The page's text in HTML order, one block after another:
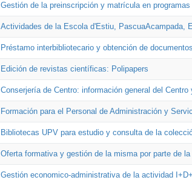
Gestión de la preinscripción y matrícula en
Actividades de la Escola d'Estiu, PascuaAcampada,
Préstamo interbibliotecario y obtención de documentos
Edición de revistas científicas: Polipapers
Conserjería de Centro: información general del
Formación para el Personal de Administración y
Bibliotecas UPV para estudio y consulta de la
Oferta formativa y gestión de la misma por parte de
Gestión economico-administrativa de la actividad